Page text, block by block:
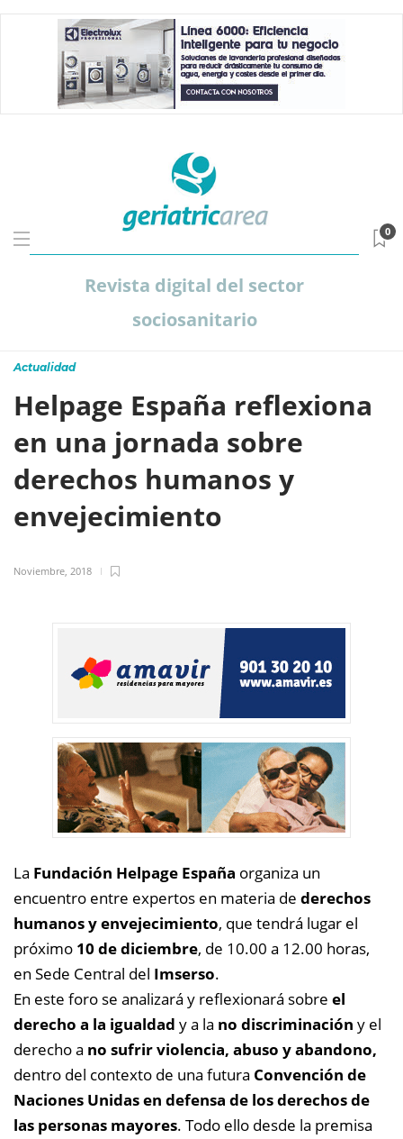
Revista digital del sector
sociosanitario
0
Actualidad
Helpage España reflexiona
en una jornada sobre
derechos humanos y
envejecimiento
Noviembre, 2018
La Fundación Helpage España organiza un
encuentro entre expertos en materia de derechos
humanos y envejecimiento, que tendrá lugar el
próximo 10 de diciembre, de 10.00 a 12.00 horas,
en Sede Central del Imserso.
En este foro se analizará y reflexionará sobre el
derecho a la igualdad y a la no discriminación y el
derecho a no sufrir violencia, abuso y abandono,
dentro del contexto de una futura Convención de
Naciones Unidas en defensa de los derechos de
las personas mayores. Todo ello desde la premisa